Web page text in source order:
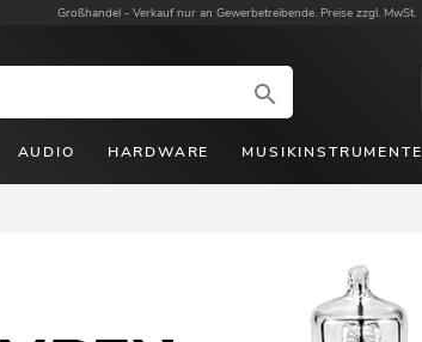
Großhandel - Verkauf nur an Gewerbetreibende. Preise zzgl. MwSt.
AUDIO HARDWARE MUSIKINSTRUMENTE